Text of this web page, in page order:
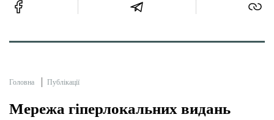
Головна Публікації
Мережа гіперлокальних видань